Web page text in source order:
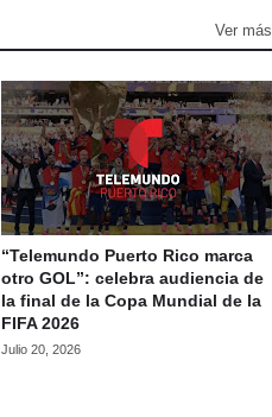
Ver más
“Telemundo Puerto Rico marca
otro GOL”: celebra audiencia de
la final de la Copa Mundial de la
FIFA 2026
Julio 20, 2026